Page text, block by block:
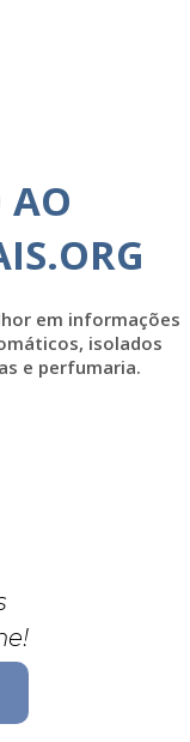
AO
em informações
isolados
e perfumaria.